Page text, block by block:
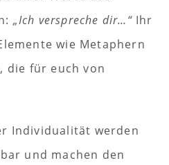
„Ich verspreche dir…“Ihr
wie Metaphern
die für euch von
Individualität werden
und machen den